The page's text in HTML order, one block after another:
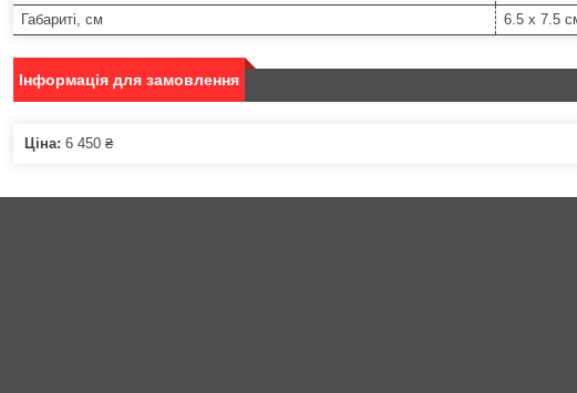
Габариті, см
6.5 х 7.5
Інформація для замовлення
Ціна: 6 450 ₴